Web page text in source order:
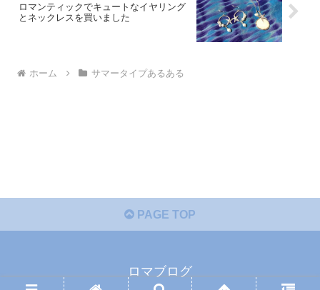
ロマンティックでキュートなイヤリング
とネックレスを買いました
ホーム サマータイプあるある
PAGE TOP
ロマブログ